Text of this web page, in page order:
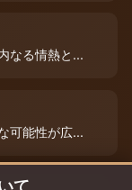
なる情熱と...
可能性が広...
て